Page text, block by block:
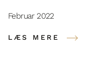
Februar 2022
LÆS MERE